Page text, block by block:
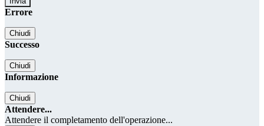
Errore
Chiudi
Successo
Chiudi
Informazione
Chiudi
Attendere...
Attendere il completamento dell'operazione...